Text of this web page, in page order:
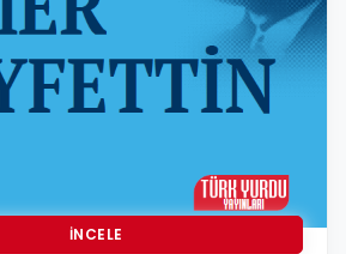
İNCELE